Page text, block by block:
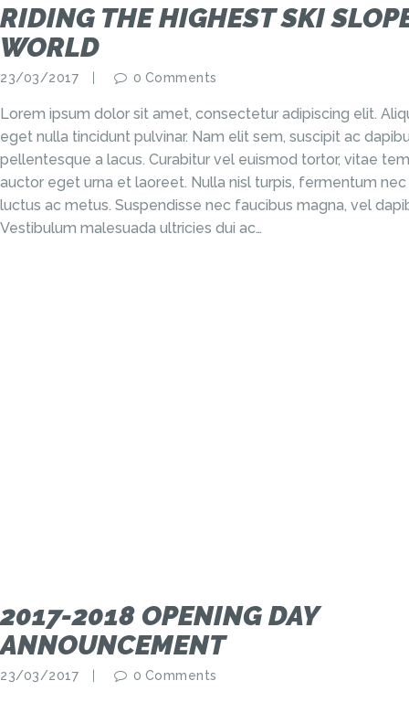
RIDING THE HIGHEST SKI
WORLD
23/03/2017 0 Comments
Lorem ipsum dolor sit amet, consectetur adipiscing elit.
eget nulla tincidunt pulvinar. Nam elit sem, suscipit ac
pellentesque a lacus. Curabitur vel euismod tortor, vitae
auctor eget urna et laoreet. Nulla nisl turpis, fermentum nec
luctus ac metus. Suspendisse nec faucibus magna, vel
Vestibulum malesuada ultricies dui ac…
2017-2018 OPENING DAY
ANNOUNCEMENT
23/03/2017 0 Comments